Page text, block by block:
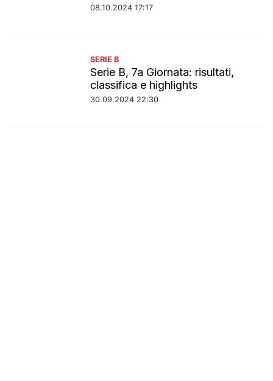
08.10.2024 17:17
SERIE B
Serie B, 7a Giornata: risultati,
classifica e highlights
30.09.2024 22:30